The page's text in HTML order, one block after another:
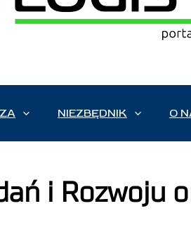
NIEZBĘDNIK O
i Rozwoju